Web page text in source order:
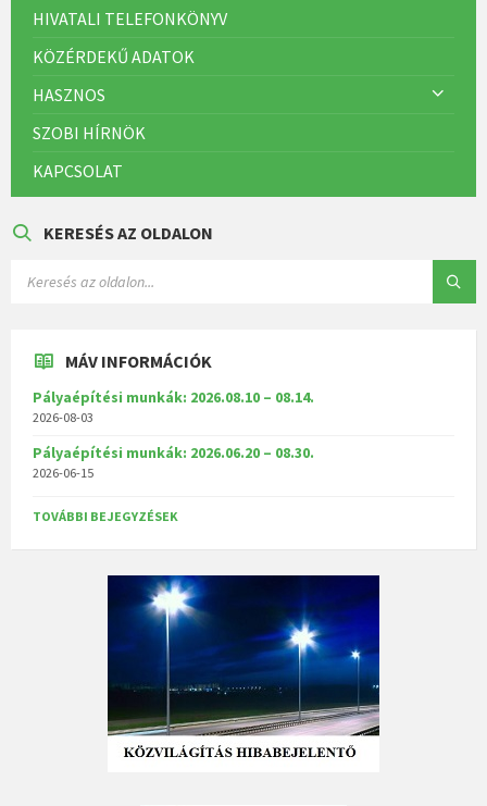
HIVATALI TELEFONKÖNYV
KÖZÉRDEKŰ ADATOK
HASZNOS
SZOBI HÍRNÖK
KAPCSOLAT
KERESÉS AZ OLDALON
MÁV INFORMÁCIÓK
Pályaépítési munkák: 2026.08.10 – 08.14.
2026-08-03
Pályaépítési munkák: 2026.06.20 – 08.30.
2026-06-15
TOVÁBBI BEJEGYZÉSEK